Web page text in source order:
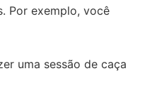
Por exemplo, você
uma sessão de caça